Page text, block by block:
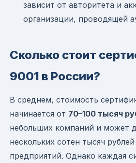
зависит от авторитета и
организации, проводящей
Сколько стоит
9001 в России?
В среднем, стоимость
начинается от 70–100 тысяч
небольших компаний и может
нескольких сотен тысяч
предприятий. Однако каждая